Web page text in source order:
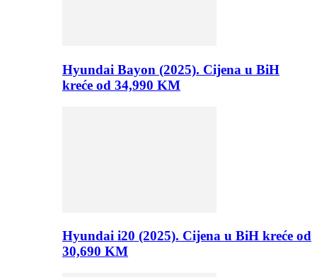
Hyundai Bayon (2025). Cijena u BiH
kreće od 34,990 KM
Hyundai i20 (2025). Cijena u BiH kreće od
30,690 KM